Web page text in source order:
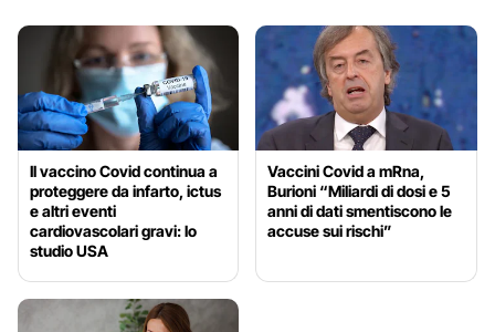
Il vaccino Covid continua a
proteggere da infarto, ictus
e altri eventi
cardiovascolari gravi: lo
studio USA
Vaccini Covid a mRna,
Burioni “Miliardi di dosi e 5
anni di dati smentiscono le
accuse sui rischi”